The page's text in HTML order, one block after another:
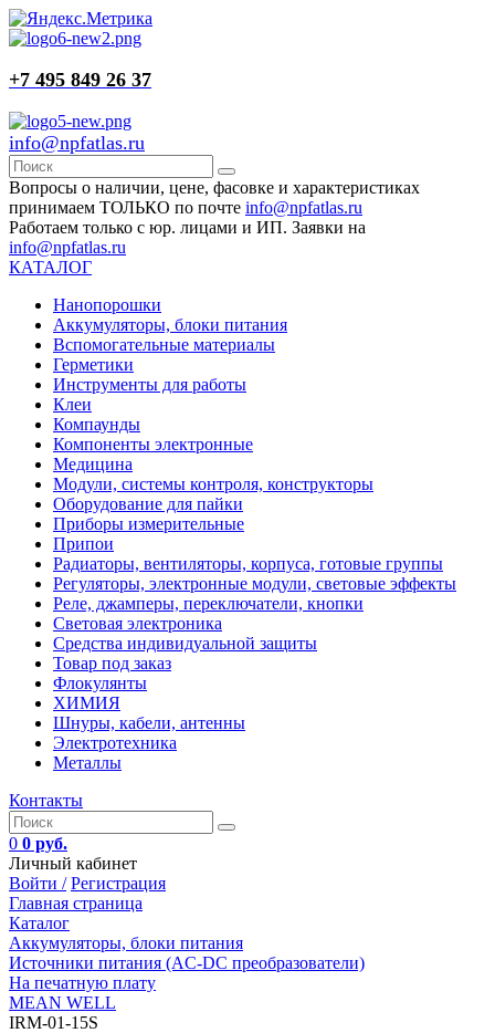
+7 495 849 26 37
info@npfatlas.ru
Вопросы о наличии, цене, фасовке и характеристиках
принимаем ТОЛЬКО по почте info@npfatlas.ru
Работаем только с юр. лицами и ИП. Заявки на
info@npfatlas.ru
КАТАЛОГ
Нанопорошки
Аккумуляторы, блоки питания
Вспомогательные материалы
Герметики
Инструменты для работы
Клеи
Компаунды
Компоненты электронные
Медицина
Модули, системы контроля, конструкторы
Оборудование для пайки
Приборы измерительные
Припои
Радиаторы, вентиляторы, корпуса, готовые группы
Регуляторы, электронные модули, световые эффекты
Реле, джамперы, переключатели, кнопки
Световая электроника
Средства индивидуальной защиты
Товар под заказ
Флокулянты
ХИМИЯ
Шнуры, кабели, антенны
Электротехника
Металлы
Контакты
0 0 руб.
Личный кабинет
Войти / Регистрация
Главная страница
Каталог
Аккумуляторы, блоки питания
Источники питания (AC-DC преобразователи)
На печатную плату
MEAN WELL
IRM-01-15S